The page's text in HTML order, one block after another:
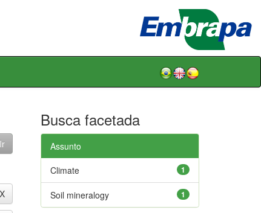
Busca facetada
Assunto
1
Climate
1
Soil mineralogy